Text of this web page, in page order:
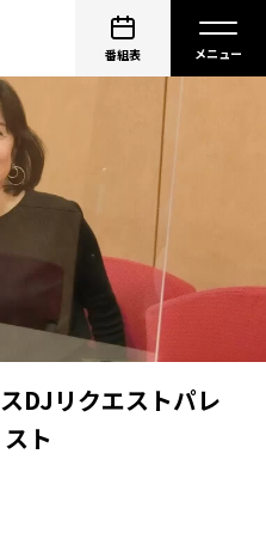
番組表
DJリクエストパレ
ト